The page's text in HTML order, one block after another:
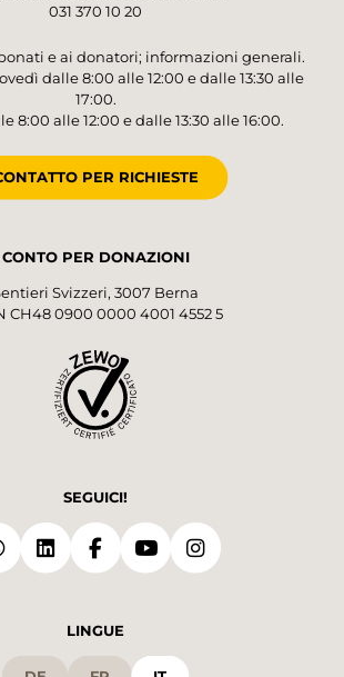
031 370 10 20
e ai donatori; informazioni generali.
dalle 8:00 alle 12:00 e dalle 13:30 alle
17:00.
8:00 alle 12:00 e dalle 13:30 alle 16:00.
PER RICHIESTE
CONTO PER DONAZIONI
Svizzeri, 3007 Berna
CH48 0900 0000 4001 4552 5
SEGUICI!
LINGUE